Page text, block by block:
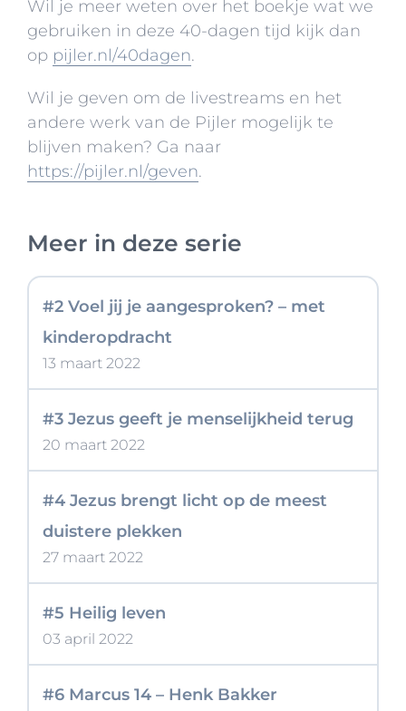
Wil je meer weten over het boekje wat we
gebruiken in deze 40-dagen tijd kijk dan
op pijler.nl/40dagen.
Wil je geven om de livestreams en het
andere werk van de Pijler mogelijk te
blijven maken? Ga naar
https://pijler.nl/geven.
Meer in deze serie
06 maart 2022
#2 Voel jij je aangesproken? – met
kinderopdracht
13 maart 2022
#3 Jezus geeft je menselijkheid terug
20 maart 2022
#4 Jezus brengt licht op de meest
duistere plekken
27 maart 2022
#5 Heilig leven
03 april 2022
#6 Marcus 14 – Henk Bakker